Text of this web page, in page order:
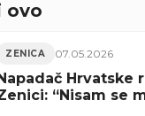
ovo
ZENICA 07.05.2026
Napadač Hrvatske
“Nisam se